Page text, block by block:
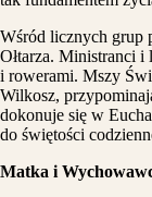
Wśród licznych grup
Ołtarza. Ministranci
i rowerami. Mszy
Wilkosz,
dokonuje się w
do świętości
Matka i